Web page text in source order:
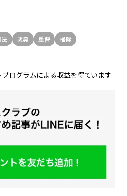
法 悪臭 重曹 掃除
ログラムによる収益を得ています